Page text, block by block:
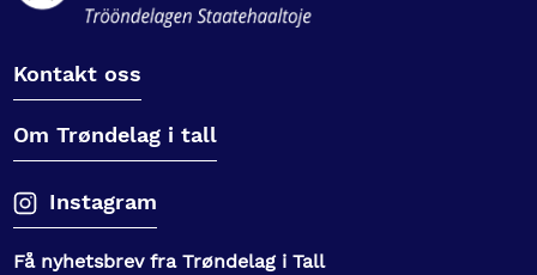
Kontakt oss
Om Trøndelag i tall
Instagram
Få nyhetsbrev fra Trøndelag i Tall